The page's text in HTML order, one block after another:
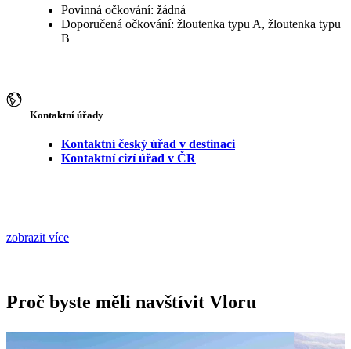
Povinná očkování: žádná
Doporučená očkování: žloutenka typu A, žloutenka typu
B
Kontaktní úřady
Kontaktní český úřad v destinaci
Kontaktní cizí úřad v ČR
zobrazit více
Proč byste měli navštívit Vloru